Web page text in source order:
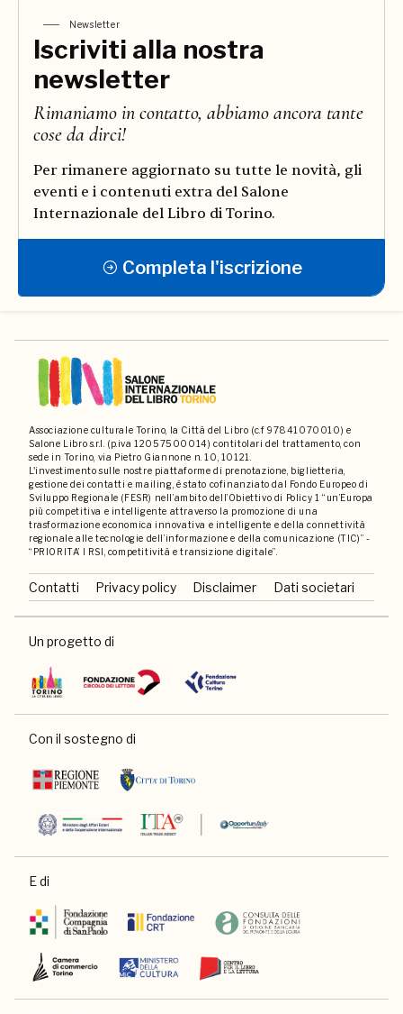
Newsletter
Iscriviti alla nostra
newsletter
Rimaniamo in contatto, abbiamo ancora tante
cose da dirci!
Per rimanere aggiornato su tutte le novità, gli
eventi e i contenuti extra del Salone
Internazionale del Libro di Torino.
Completa l'iscrizione
Associazione culturale Torino, la Città del Libro (c.f 97841070010) e
Salone Libro s.r.l. (p.iva 12057500014) contitolari del trattamento, con
sede in Torino, via Pietro Giannone n. 10, 10121.
L'investimento sulle nostre piattaforme di prenotazione, biglietteria,
gestione dei contatti e mailing, è stato cofinanziato dal Fondo Europeo di
Sviluppo Regionale (FESR) nell’ambito dell’Obiettivo di Policy 1 “un’Europa
più competitiva e intelligente attraverso la promozione di una
trasformazione economica innovativa e intelligente e della connettività
regionale alle tecnologie dell’informazione e della comunicazione (TIC)” -
“PRIORITA’ I RSI, competitività e transizione digitale”.
Contatti Privacy policy Disclaimer Dati societari
Un progetto di
Con il sostegno di
E di